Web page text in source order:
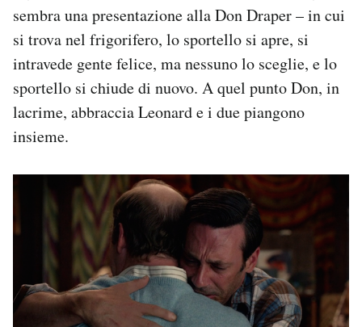
sembra una presentazione alla Don Draper – in cui
si trova nel frigorifero, lo sportello si apre, si
intravede gente felice, ma nessuno lo sceglie, e lo
sportello si chiude di nuovo. A quel punto Don, in
lacrime, abbraccia Leonard e i due piangono
insieme.